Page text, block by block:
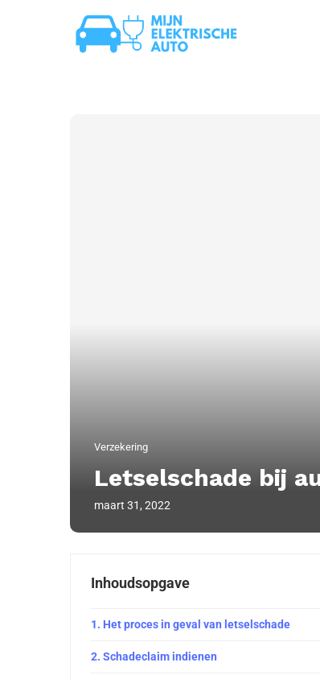
Verzekering
Letselschade bij
maart 31, 2022
Inhoudsopgave
Het proces in geval van letselschade
Schadeclaim indienen